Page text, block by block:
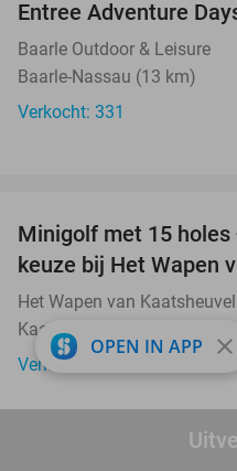
Entree Adventure
Baarle Outdoor & Leisure
Baarle-Nassau (13 km)
Verkocht: 331
Minigolf met 15 holes
keuze bij Het Wapen
Het Wapen van Kaatsheuvel
Kaatsheuvel (9 km)
Verkocht: 754
OPEN IN APP close